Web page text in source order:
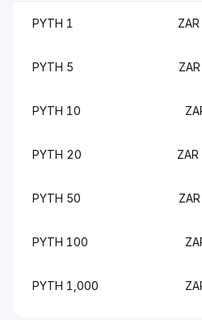
1 PYTH
5 PYTH
10 PYTH
20 PYTH
50 PYTH
100 PYTH
1,000 PYTH